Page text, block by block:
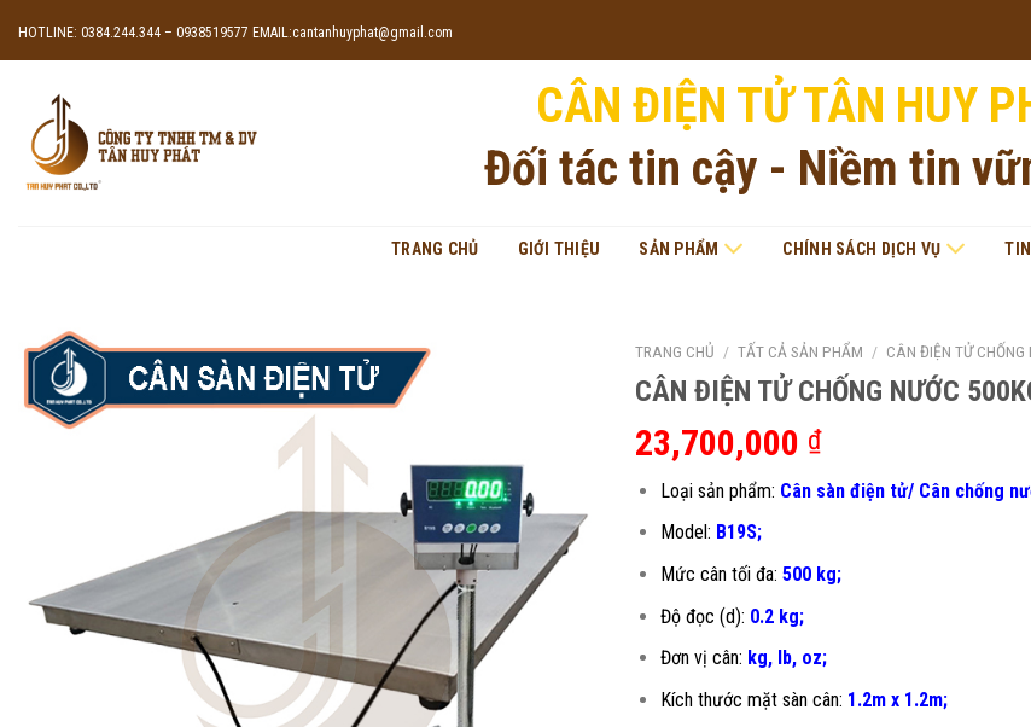
HOTLINE: 0384.244.344 – 0938519577 EMAIL:cantanhuyphat@gmail.com
CÂN ĐIỆN TỬ TÂN HUY
Đối tác tin cậy - Niềm tin
TRANG CHỦ GIỚI THIỆU SẢN PHẨM CHÍNH SÁCH DỊCH VỤ
TRANG CHỦ / TẤT CẢ SẢN PHẨM / CÂN ĐIỆN TỬ CHỐNG
CÂN ĐIỆN TỬ CHỐNG NƯỚC
23,700,000 ₫
Loại sản phẩm: Cân sàn điện tử/ Cân chống
Model: B19S;
Mức cân tối đa: 500 kg;
Độ đọc (d): 0.2 kg;
Đơn vị cân: kg, lb, oz;
Kích thước mặt sàn cân: 1.2m x 1.2m;